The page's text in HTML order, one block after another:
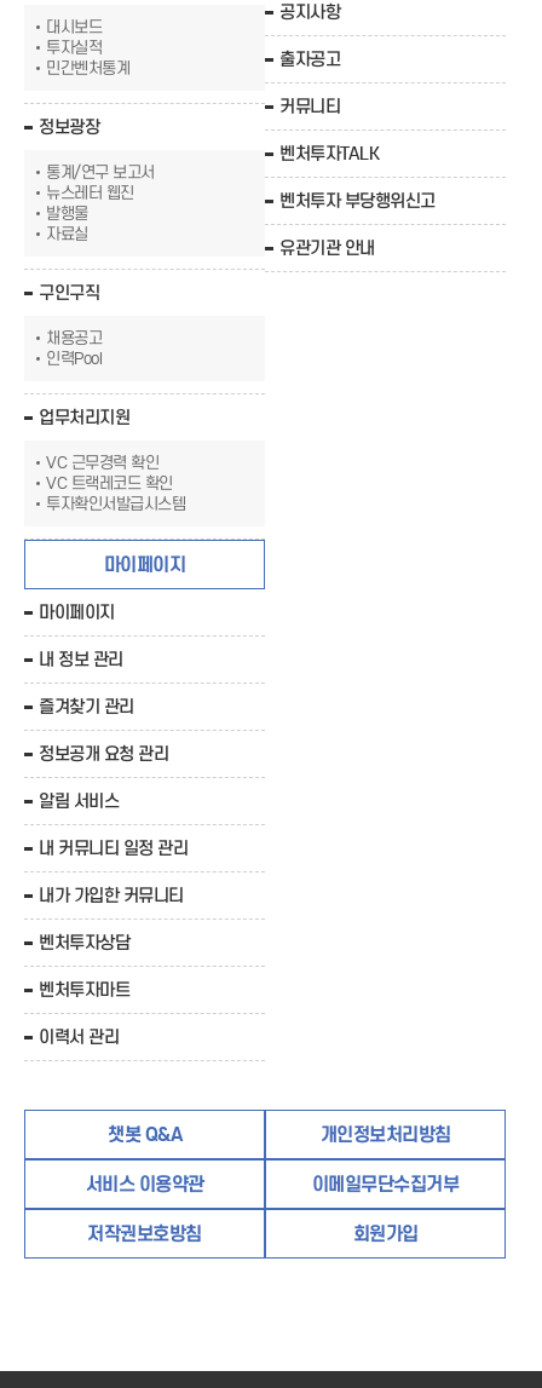
대시보드
투자실적
민간벤처통계
정보광장
통계/연구 보고서
뉴스레터 웹진
발행물
자료실
구인구직
채용공고
인력Pool
업무처리지원
VC 근무경력 확인
VC 트랙레코드 확인
투자확인서발급시스템
공지사항
출자공고
커뮤니티
벤처투자TALK
벤처투자 부당행위신고
유관기관 안내
마이페이지
마이페이지
내 정보 관리
즐겨찾기 관리
정보공개 요청 관리
알림 서비스
내 커뮤니티 일정 관리
내가 가입한 커뮤니티
벤처투자상담
벤처투자마트
이력서 관리
챗봇 Q&A 개인정보처리방침
서비스 이용약관 이메일무단수집거부
저작권보호방침 회원가입